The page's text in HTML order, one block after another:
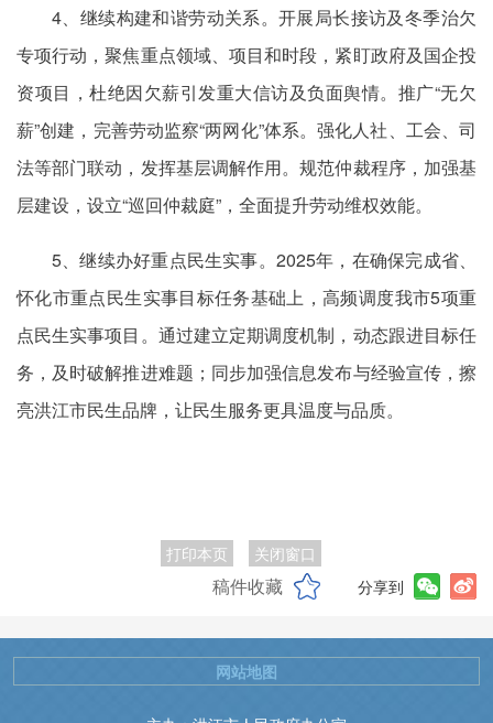
4、继续构建和谐劳动关系。开展局长接访及冬季治欠
专项行动，聚焦重点领域、项目和时段，紧盯政府及国企投
资项目，杜绝因欠薪引发重大信访及负面舆情。推广“无欠
薪”创建，完善劳动监察“两网化”体系。强化人社、工会、司
法等部门联动，发挥基层调解作用。规范仲裁程序，加强基
层建设，设立“巡回仲裁庭”，全面提升劳动维权效能。
5、继续办好重点民生实事。2025年，在确保完成省、
怀化市重点民生实事目标任务基础上，高频调度我市5项重
点民生实事项目。通过建立定期调度机制，动态跟进目标任
务，及时破解推进难题；同步加强信息发布与经验宣传，擦
亮洪江市民生品牌，让民生服务更具温度与品质。
打印本页 关闭窗口
稿件收藏 分享到
网站地图